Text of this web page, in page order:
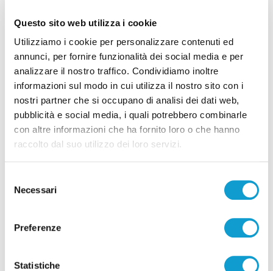
Questo sito web utilizza i cookie
Utilizziamo i cookie per personalizzare contenuti ed
annunci, per fornire funzionalità dei social media e per
analizzare il nostro traffico. Condividiamo inoltre
informazioni sul modo in cui utilizza il nostro sito con i
nostri partner che si occupano di analisi dei dati web,
pubblicità e social media, i quali potrebbero combinarle
con altre informazioni che ha fornito loro o che hanno
raccolto dal suo utilizzo dei loro servizi.
delNecessari
Preferenze
Statistiche